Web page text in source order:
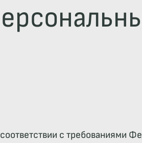
с требованиями